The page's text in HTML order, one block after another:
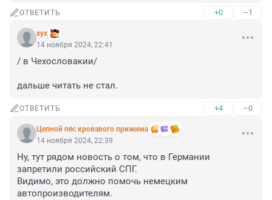
ОТВЕТИТЬ +0 –1
хух
14 ноября 2024, 22:41
/ в Чехословакии/
дальше читать не стал.
ОТВЕТИТЬ +4 –0
Цепной пёс кровавого прижима
14 ноября 2024, 22:39
Ну, тут рядом новость о том, что в Германии
запретили российский СПГ.
Видимо, это должно помочь немецким
автопроизводителям.